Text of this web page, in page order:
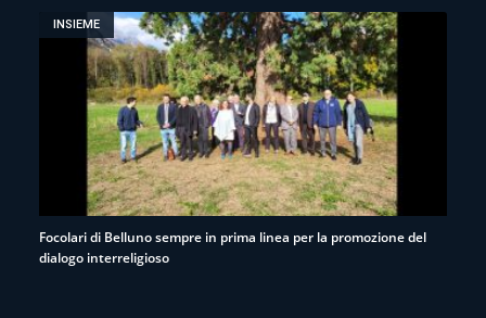
INSIEME
Focolari di Belluno sempre in prima linea per la promozione del
dialogo interreligioso